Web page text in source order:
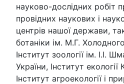
науково-дослідних робіт
провідних наукових і
центрів нашої держави,
ботаніки ім. М.Г.
Інститут зоології ім. І.І.
України, Інститут
Інститут агроекології і